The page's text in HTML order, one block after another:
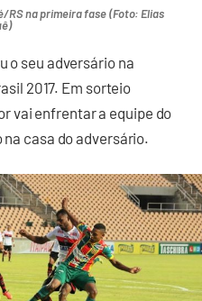
RS na primeira fase (Foto: Elias
o seu adversário na
2017. Em sorteio
vai enfrentar a equipe do
casa do adversário.